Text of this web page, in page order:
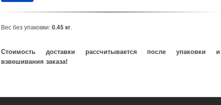
Вес без упаковки:0.45 кг.
Стоимость доставки рассчитывается после упаковки и
взвешивания заказа!